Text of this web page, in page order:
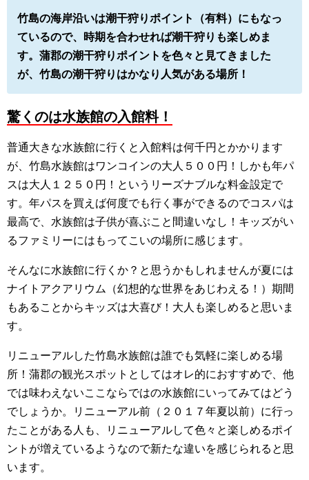
竹島の海岸沿いは潮干狩りポイント（有料）にもなっ
ているので、時期を合わせれば潮干狩りも楽しめま
す。蒲郡の潮干狩りポイントを色々と見てきました
が、竹島の潮干狩りはかなり人気がある場所！
驚くのは水族館の入館料！
普通大きな水族館に行くと入館料は何千円とかかります
が、竹島水族館はワンコインの大人５００円！しかも年パ
スは大人１２５０円！というリーズナブルな料金設定で
す。年パスを買えば何度でも行く事ができるのでコスパは
最高で、水族館は子供が喜ぶこと間違いなし！キッズがい
るファミリーにはもってこいの場所に感じます。
そんなに水族館に行くか？と思うかもしれませんが夏には
ナイトアクアリウム（幻想的な世界をあじわえる！）期間
もあることからキッズは大喜び！大人も楽しめると思いま
す。
リニューアルした竹島水族館は誰でも気軽に楽しめる場
所！蒲郡の観光スポットとしてはオレ的におすすめで、他
では味わえないここならではの水族館にいってみてはどう
でしょうか。リニューアル前（２０１７年夏以前）に行っ
たことがある人も、リニューアルして色々と楽しめるポイ
ントが増えているようなので新たな違いを感じられると思
います。